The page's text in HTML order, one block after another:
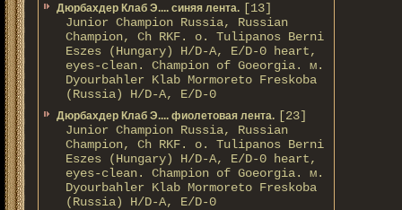
Дюрбахдер Клаб Э.... синяя лента. [13]
Junior Champion Russia, Russian
Champion, Ch RKF. о. Tulipanos Berni
Eszes (Hungary) H/D-A, E/D-0 heart,
eyes-clean. Champion of Gоeorgia. м.
Dyourbahler Klab Mormoreto Freskoba
(Russia) H/D-А, E/D-0
Дюрбахдер Клаб Э.... фиолетовая лента. [23]
Junior Champion Russia, Russian
Champion, Ch RKF. о. Tulipanos Berni
Eszes (Hungary) H/D-A, E/D-0 heart,
eyes-clean. Champion of Gоeorgia. м.
Dyourbahler Klab Mormoreto Freskoba
(Russia) H/D-А, E/D-0